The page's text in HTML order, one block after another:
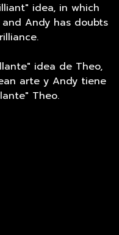
idea, in which
Andy has doubts
idea de Theo,
arte y Andy tiene
Theo.